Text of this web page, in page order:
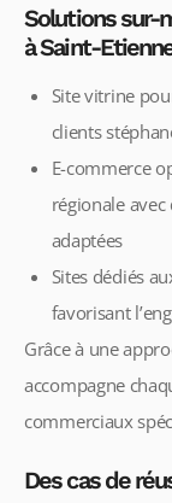
Solutions sur-
à Saint-
Site vitrine
clients
E-commerce
régionale
adaptées
Sites dédiés
favorisant
Grâce à une
accompagne
commerciaux
Des cas de